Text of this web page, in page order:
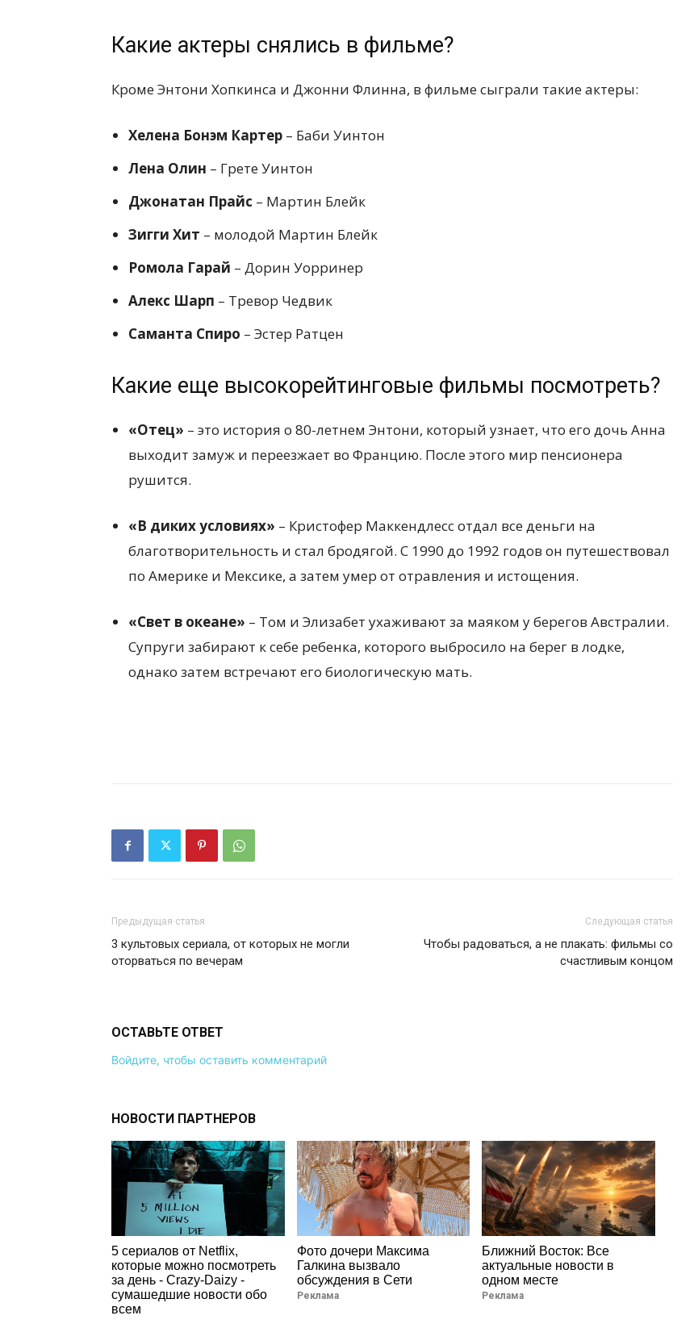
Какие актеры снялись в фильме?
Кроме Энтони Хопкинса и Джонни Флинна, в фильме сыграли такие актеры:
Хелена Бонэм Картер – Баби Уинтон
Лена Олин – Грете Уинтон
Джонатан Прайс – Мартин Блейк
Зигги Хит – молодой Мартин Блейк
Ромола Гарай – Дорин Уорринер
Алекс Шарп – Тревор Чедвик
Саманта Спиро – Эстер Ратцен
Какие еще высокорейтинговые фильмы посмотреть?
«Отец» – это история о 80-летнем Энтони, который узнает, что его дочь Анна
выходит замуж и переезжает во Францию. После этого мир пенсионера
рушится.
«В диких условиях» – Кристофер Маккендлесс отдал все деньги на
благотворительность и стал бродягой. С 1990 до 1992 годов он путешествовал
по Америке и Мексике, а затем умер от отравления и истощения.
«Свет в океане» – Том и Элизабет ухаживают за маяком у берегов Австралии.
Супруги забирают к себе ребенка, которого выбросило на берег в лодке,
однако затем встречают его биологическую мать.
Предыдущая статья
3 культовых сериала, от которых не могли
оторваться по вечерам
Следующая статья
Чтобы радоваться, а не плакать: фильмы со
счастливым концом
ОСТАВЬТЕ ОТВЕТ
Войдите, чтобы оставить комментарий
НОВОСТИ ПАРТНЕРОВ
5 сериалов от Netflix,
которые можно посмотреть
за день - Crazy-Daizy -
сумашедшие новости обо
всем
Фото дочери Максима
Галкина вызвало
обсуждения в Сети
Реклама
Ближний Восток: Все
актуальные новости в
одном месте
Реклама